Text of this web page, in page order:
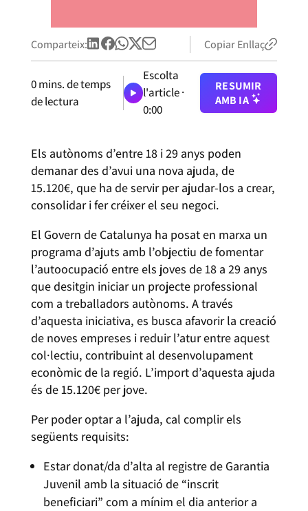
Comparteix: Copiar Enllaç
0mins. de temps
de lectura
Escolta
l'article ·
0:00
RESUMIR
AMB IA
Els autònoms d’entre 18 i 29 anys poden
demanar des d’avui una nova ajuda, de
15.120€, que ha de servir per ajudar-los a crear,
consolidar i fer créixer el seu negoci.
El Govern de Catalunya ha posat en marxa un
programa d’ajuts amb l’objectiu de fomentar
l’autoocupació entre els joves de 18 a 29 anys
que desitgin iniciar un projecte professional
com a treballadors autònoms. A través
d’aquesta iniciativa, es busca afavorir la creació
de noves empreses i reduir l’atur entre aquest
col·lectiu, contribuint al desenvolupament
econòmic de la regió. L’import d’aquesta ajuda
és de 15.120€ per jove.
Per poder optar a l’ajuda, cal complir els
següents requisits:
Estar donat/da d’alta al registre de Garantia
Juvenil amb la situació de “inscrit
beneficiari” com a mínim el dia anterior a